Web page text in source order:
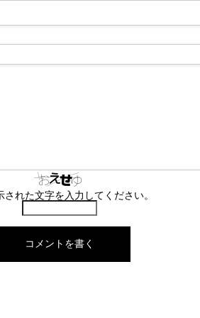
された文字を入力してください。